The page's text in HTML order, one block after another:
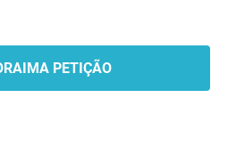
PETIÇÃO